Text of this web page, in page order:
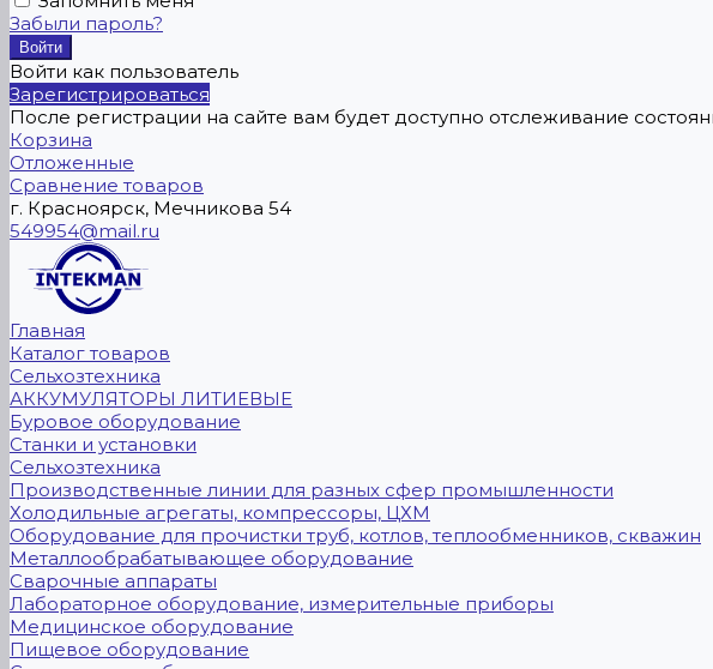
Забыли пароль?
Войти как пользователь
Зарегистрироваться
После регистрации на сайте вам будет доступно отслеживание
Корзина
Отложенные
Сравнение товаров
г. Красноярск, Мечникова 54
549954@mail.ru
Главная
Каталог товаров
Сельхозтехника
АККУМУЛЯТОРЫ ЛИТИЕВЫЕ
Буровое оборудование
Станки и установки
Сельхозтехника
Производственные линии для разных сфер промышленности
Холодильные агрегаты, компрессоры, ЦХМ
Оборудование для прочистки труб, котлов, теплообменников, скважин
Металлообрабатывающее оборудование
Сварочные аппараты
Лабораторное оборудование, измерительные приборы
Медицинское оборудование
Пищевое оборудование